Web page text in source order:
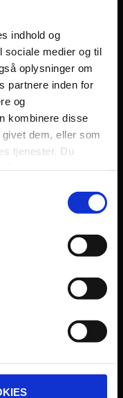
indhold og
sociale medier og til
oplysninger om
partnere inden for
og
kombinere disse
dem, eller som
tjenester. Du